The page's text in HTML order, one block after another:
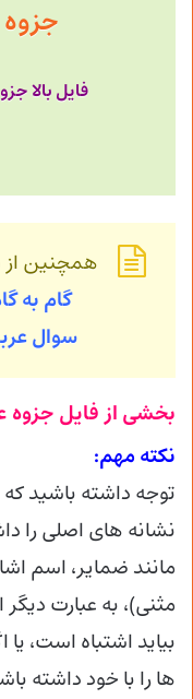
جزوه با
فایل بالا
همچنین
گام به
سوال
بخشی از فایل جزوه
نکته مهم:
توجه داشته باشید
نشانه های اصلی را
مانند ضمایر، اسم
مثنی)، به عبارت
بیاید اشتباه است،
ها را با خود داشته